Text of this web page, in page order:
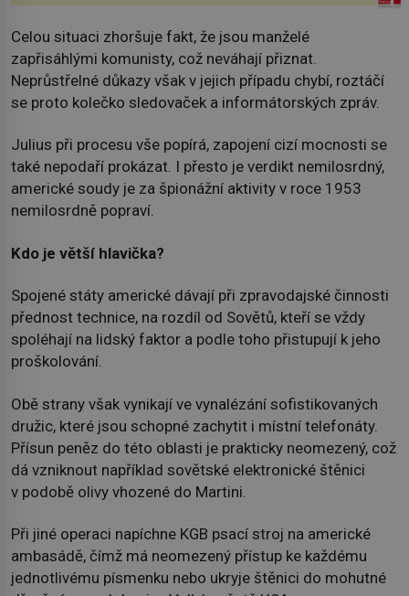
Celou situaci zhoršuje fakt, že jsou manželé
zapřisáhlými komunisty, což neváhají přiznat.
Neprůstřelné důkazy však v jejich případu chybí, roztáčí
se proto kolečko sledovaček a informátorských zpráv.
Julius při procesu vše popírá, zapojení cizí mocnosti se
také nepodaří prokázat. I přesto je verdikt nemilosrdný,
americké soudy je za špionážní aktivity v roce 1953
nemilosrdně popraví.
Kdo je větší hlavička?
Spojené státy americké dávají při zpravodajské činnosti
přednost technice, na rozdíl od Sovětů, kteří se vždy
spoléhají na lidský faktor a podle toho přistupují k jeho
proškolování.
Obě strany však vynikají ve vynalézání sofistikovaných
družic, které jsou schopné zachytit i místní telefonáty.
Přísun peněz do této oblasti je prakticky neomezený, což
dá vzniknout například sovětské elektronické štěnici
v podobě olivy vhozené do Martini.
Při jiné operaci napíchne KGB psací stroj na americké
ambasádě, čímž má neomezený přístup ke každému
jednotlivému písmenku nebo ukryje štěnici do mohutné